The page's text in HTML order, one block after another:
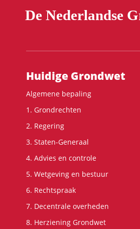
De Nederlandse
Hoofdnavigatie
Huidige Grondwet
Algemene bepaling
1. Grondrechten
2. Regering
3. Staten-Generaal
4. Advies en controle
5. Wetgeving en bestuur
6. Rechtspraak
7. Decentrale overheden
8. Herziening Grondwet